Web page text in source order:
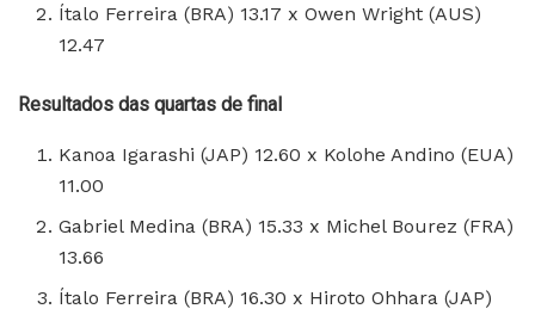
Ítalo Ferreira (BRA) 13.17 x Owen Wright (AUS)
12.47
Resultados das quartas de final
Kanoa Igarashi (JAP) 12.60 x Kolohe Andino (EUA)
11.00
Gabriel Medina (BRA) 15.33 x Michel Bourez (FRA)
13.66
Ítalo Ferreira (BRA) 16.30 x Hiroto Ohhara (JAP)